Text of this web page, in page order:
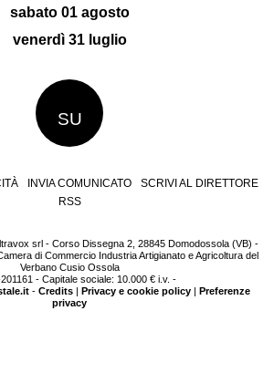
sabato 01 agosto
venerdì 31 luglio
SU
INVIA COMUNICATO
SCRIVI AL DIRETTORE
RSS
srl - Corso Dissegna 2, 28845 Domodossola (VB) -
di Commercio Industria Artigianato e Agricoltura del
Verbano Cusio Ossola
- Capitale sociale: 10.000 € i.v. -
- Credits| Privacy e cookie policy| Preferenze
privacy